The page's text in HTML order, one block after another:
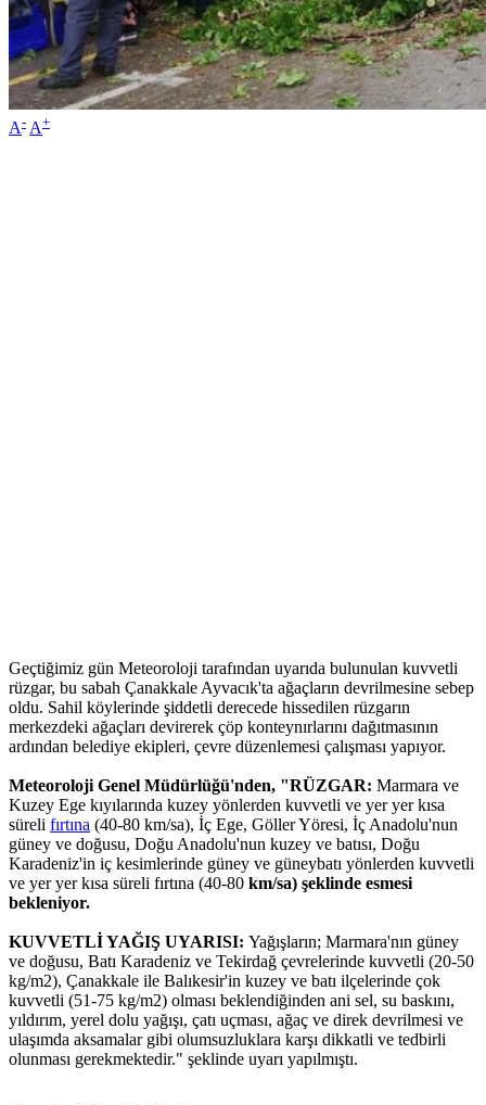
A- A+
Geçtiğimiz gün Meteoroloji tarafından uyarıda bulunulan kuvvetli
rüzgar, bu sabah Çanakkale Ayvacık'ta ağaçların devrilmesine sebep
oldu. Sahil köylerinde şiddetli derecede hissedilen rüzgarın
merkezdeki ağaçları devirerek çöp konteynırlarını dağıtmasının
ardından belediye ekipleri, çevre düzenlemesi çalışması yapıyor.
Meteoroloji Genel Müdürlüğü'nden, "RÜZGAR: Marmara ve
Kuzey Ege kıyılarında kuzey yönlerden kuvvetli ve yer yer kısa
süreli fırtına (40-80 km/sa), İç Ege, Göller Yöresi, İç Anadolu'nun
güney ve doğusu, Doğu Anadolu'nun kuzey ve batısı, Doğu
Karadeniz'in iç kesimlerinde güney ve güneybatı yönlerden kuvvetli
ve yer yer kısa süreli fırtına (40-80 km/sa) şeklinde esmesi
bekleniyor.
KUVVETLİ YAĞIŞ UYARISI: Yağışların; Marmara'nın güney
ve doğusu, Batı Karadeniz ve Tekirdağ çevrelerinde kuvvetli (20-50
kg/m2), Çanakkale ile Balıkesir'in kuzey ve batı ilçelerinde çok
kuvvetli (51-75 kg/m2) olması beklendiğinden ani sel, su baskını,
yıldırım, yerel dolu yağışı, çatı uçması, ağaç ve direk devrilmesi ve
ulaşımda aksamalar gibi olumsuzluklara karşı dikkatli ve tedbirli
olunması gerekmektedir." şeklinde uyarı yapılmıştı.